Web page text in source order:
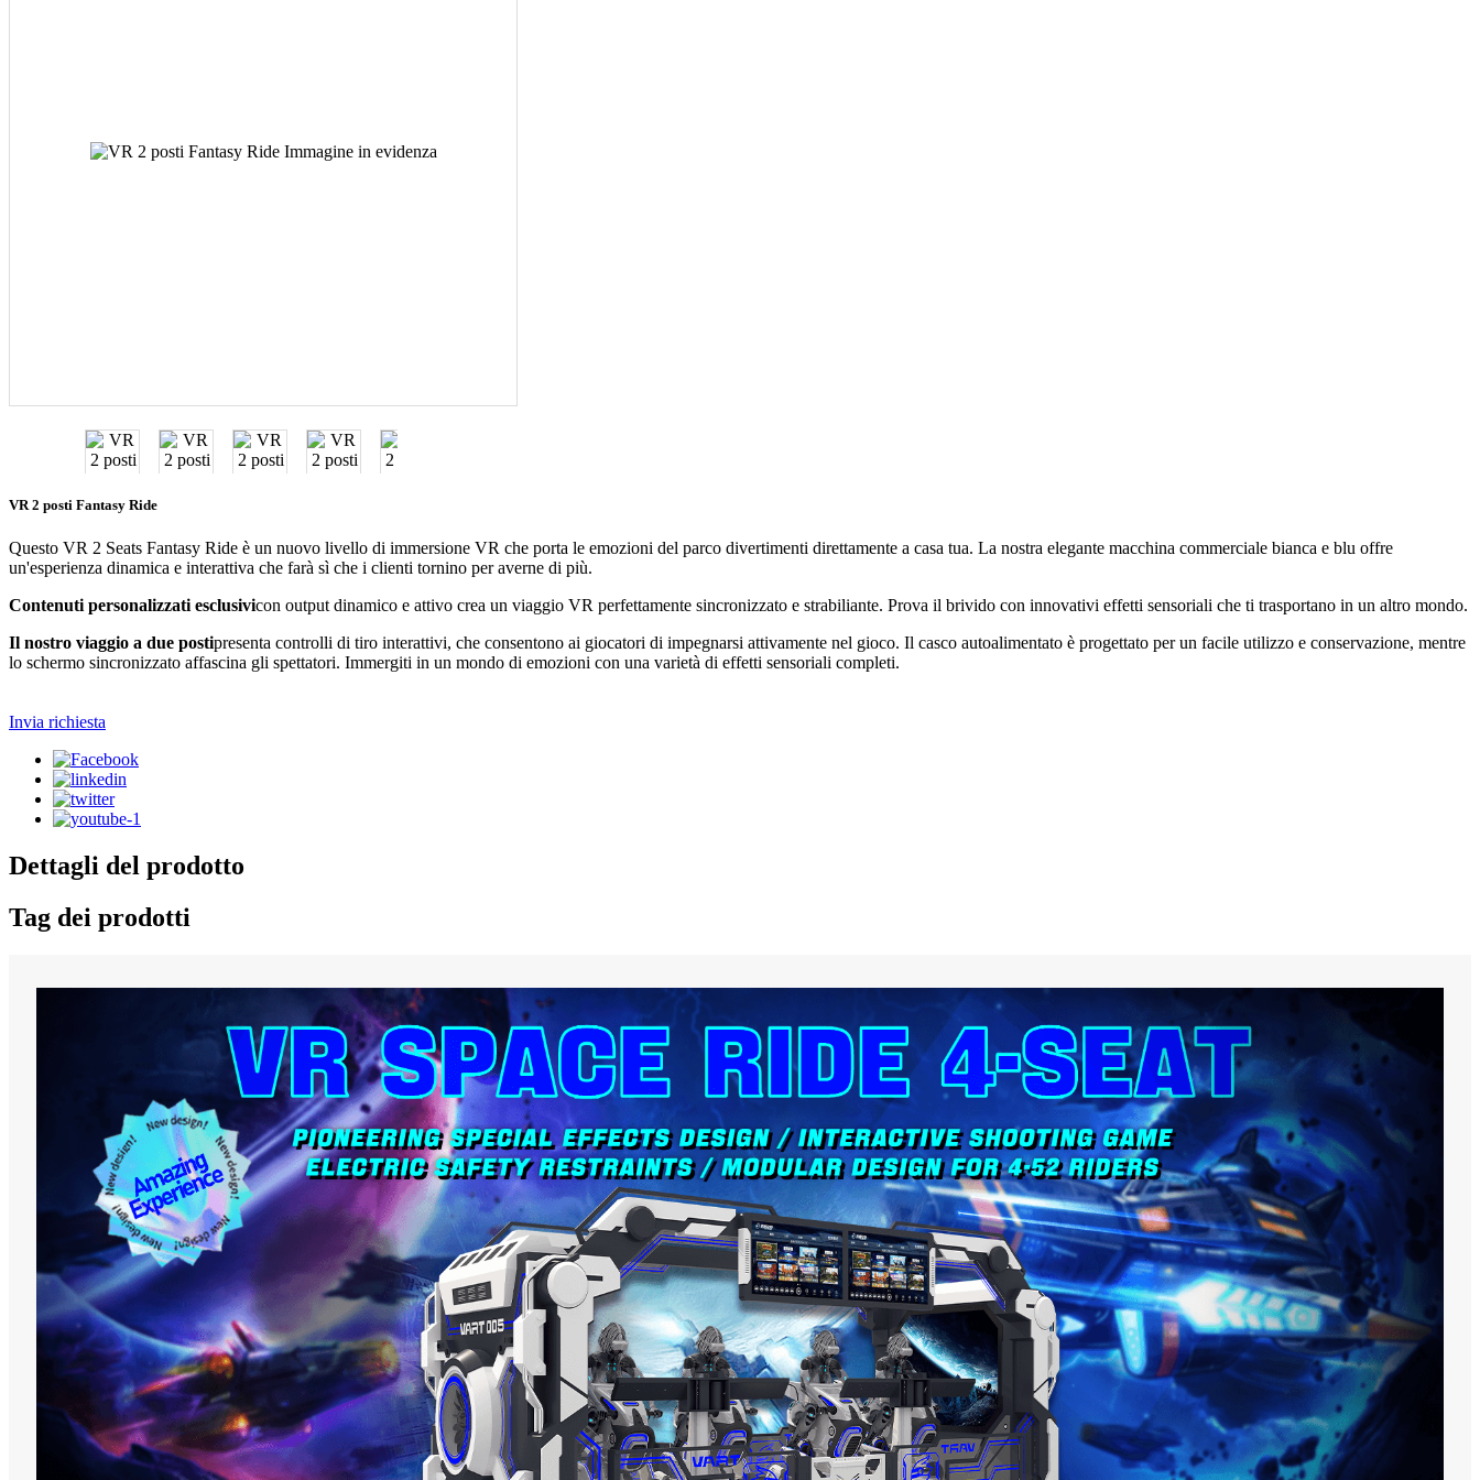
VR 2 posti Fantasy Ride
Questo VR 2 Seats Fantasy Ride è un nuovo livello di immersione VR che porta le emozioni del parco divertimenti direttamente a casa tua. La nostra elegante macchina commerciale bianca e blu offre
un'esperienza dinamica e interattiva che farà sì che i clienti tornino per averne di più.
Contenuti personalizzati esclusivicon output dinamico e attivo crea un viaggio VR perfettamente sincronizzato e strabiliante. Prova il brivido con innovativi effetti sensoriali che ti trasportano in un altro mondo.
Il nostro viaggio a due postipresenta controlli di tiro interattivi, che consentono ai giocatori di impegnarsi attivamente nel gioco. Il casco autoalimentato è progettato per un facile utilizzo e conservazione, mentre
lo schermo sincronizzato affascina gli spettatori. Immergiti in un mondo di emozioni con una varietà di effetti sensoriali completi.
Invia richiesta
Dettagli del prodotto
Tag dei prodotti